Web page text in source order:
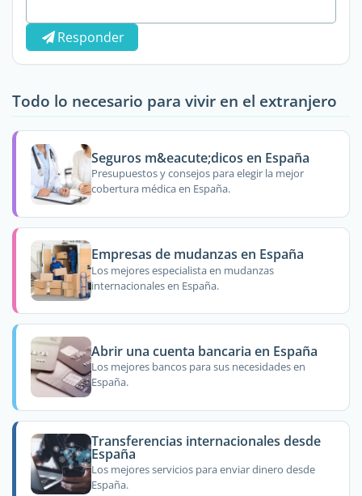
Responder
Todo lo necesario para vivir en el extranjero
Seguros m&eacute;dicos en España
Presupuestos y consejos para elegir la mejor
cobertura médica en España.
Empresas de mudanzas en España
Los mejores especialista en mudanzas
internacionales en España.
Abrir una cuenta bancaria en España
Los mejores bancos para sus necesidades en
España.
Transferencias internacionales desde
España
Los mejores servicios para enviar dinero desde
España.